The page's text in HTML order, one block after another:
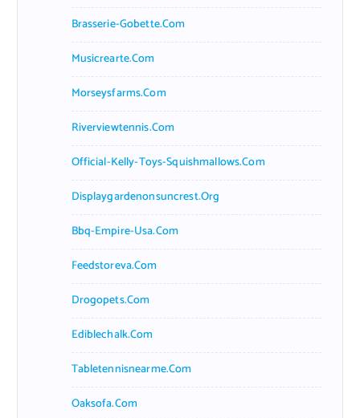
Brasserie-Gobette.com
Musicrearte.com
Morseysfarms.com
Riverviewtennis.com
Official-Kelly-Toys-Squishmallows.com
Displaygardenonsuncrest.org
Bbq-Empire-Usa.com
Feedstoreva.com
Drogopets.com
Ediblechalk.com
Tabletennisnearme.com
Oaksofa.com